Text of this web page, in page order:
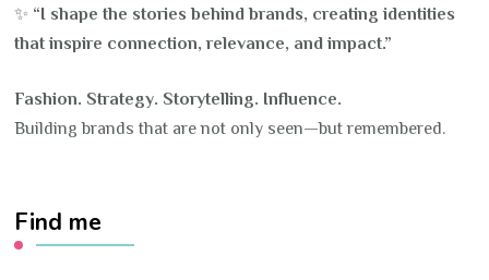
✨ “I shape the stories behind brands, creating identities
that inspire connection, relevance, and impact.”
Fashion. Strategy. Storytelling. Influence.
Building brands that are not only seen—but remembered.
Find me